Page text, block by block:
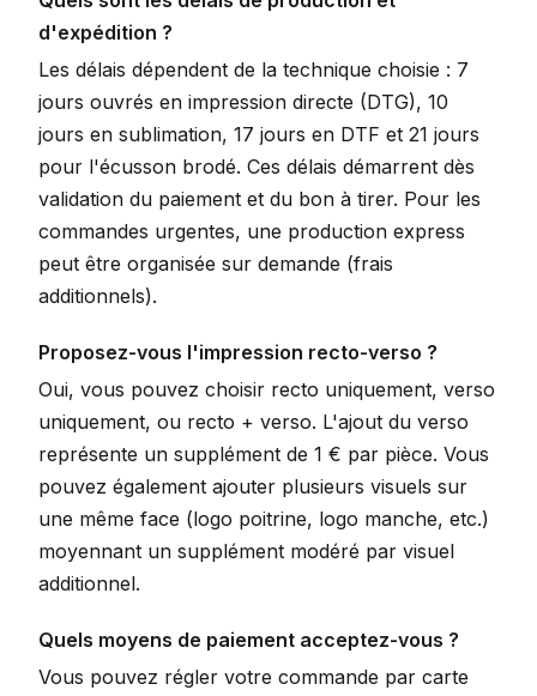
d'expédition ?
Les délais dépendent de la technique choisie : 7
jours ouvrés en impression directe (DTG), 10
jours en sublimation, 17 jours en DTF et 21 jours
pour l'écusson brodé. Ces délais démarrent dès
validation du paiement et du bon à tirer. Pour les
commandes urgentes, une production express
peut être organisée sur demande (frais
additionnels).
Proposez-vous l'impression recto-verso ?
Oui, vous pouvez choisir recto uniquement, verso
uniquement, ou recto + verso. L'ajout du verso
représente un supplément de 1 € par pièce. Vous
pouvez également ajouter plusieurs visuels sur
une même face (logo poitrine, logo manche, etc.)
moyennant un supplément modéré par visuel
additionnel.
Quels moyens de paiement acceptez-vous ?
Vous pouvez régler votre commande par carte